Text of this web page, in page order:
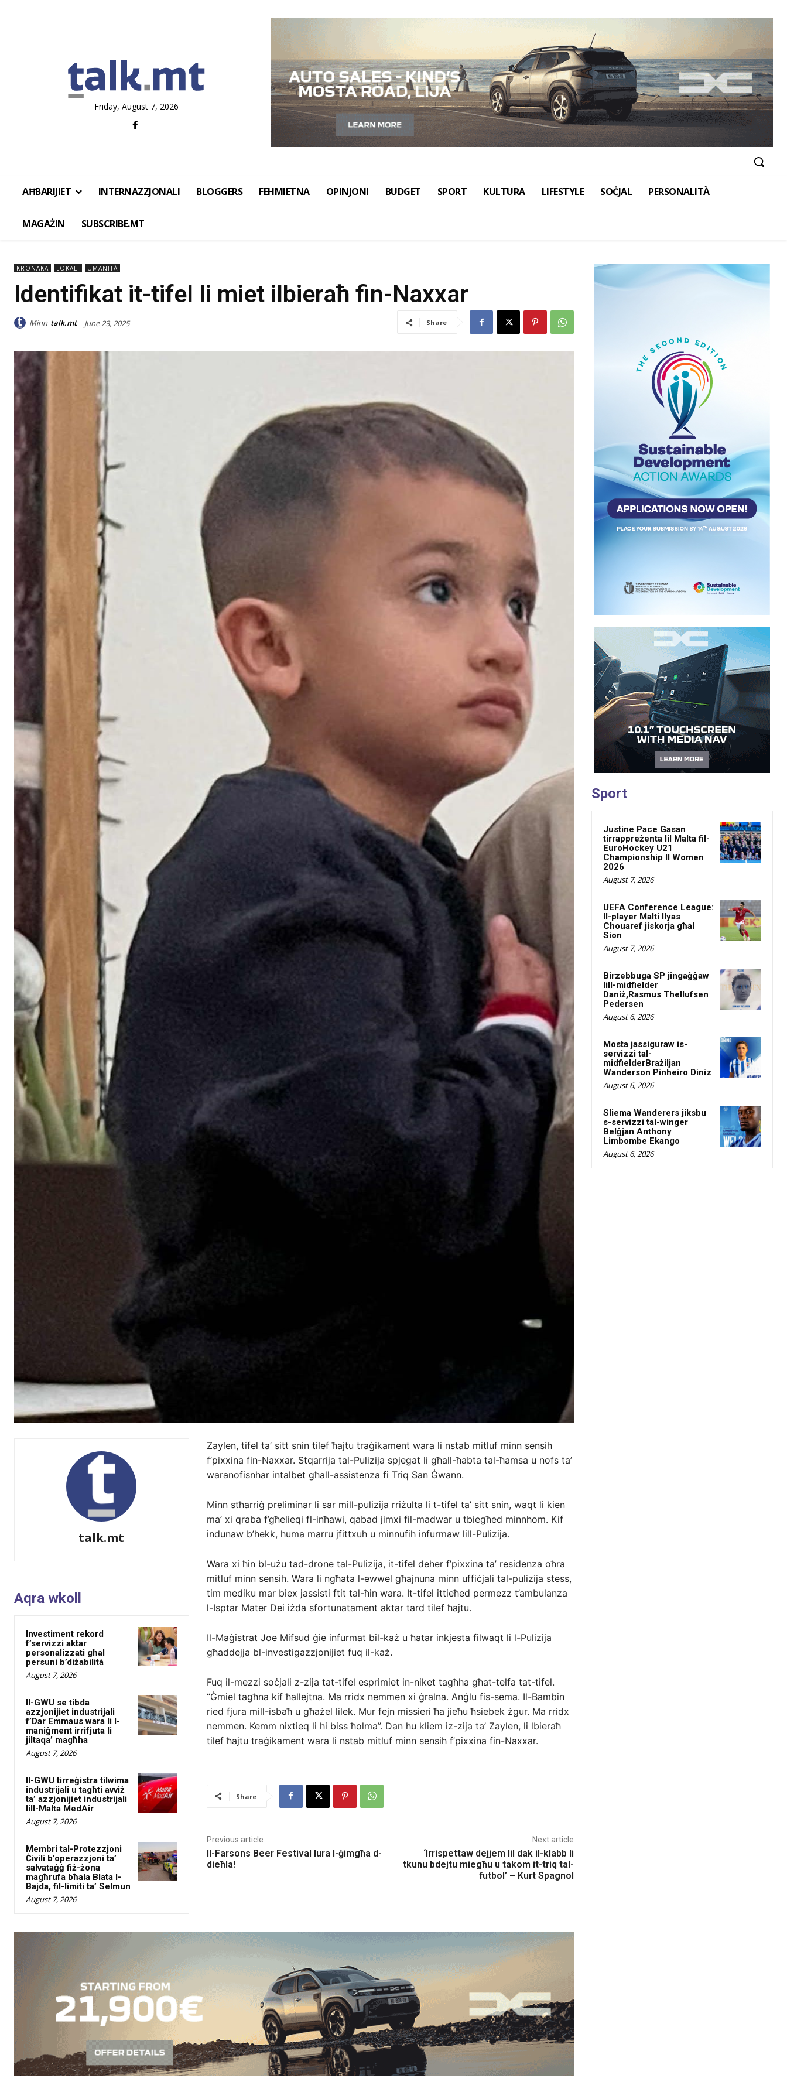
Friday, August 7, 2026
AĦBARIJIET INTERNAZZJONALI BLOGGERS FEHMIETNA OPINJONI BUDGET SPORT KULTURA LIFESTYLE SOĊJAL PERSONALITÀ
MAGAŻIN SUBSCRIBE.MT
KRONAKA LOKALI UMANITÀ
Identifikat it-tifel li miet ilbieraħ fin-Naxxar
Minn talk.mt June 23, 2025 Share
talk.mt
Aqra wkoll
Investiment rekord
f’servizzi aktar
personalizzati għal
persuni b’diżabilità
August 7, 2026
Il-GWU se tibda
azzjonijiet industrijali
f’Dar Emmaus wara li l-
maniġment irrifjuta li
jiltaqa’ magħha
August 7, 2026
Il-GWU tirreġistra tilwima
industrijali u tagħti avviż
ta’ azzjonijiet industrijali
lill-Malta MedAir
August 7, 2026
Membri tal-Protezzjoni
Ċivili b’operazzjoni ta’
salvataġġ fiż-żona
magħrufa bħala Blata l-
Bajda, fil-limiti ta’ Selmun
August 7, 2026
Zaylen, tifel ta’ sitt snin tilef ħajtu traġikament wara li nstab mitluf minn sensih
f’pixxina fin-Naxxar. Stqarrija tal-Pulizija spjegat li għall-ħabta tal-ħamsa u nofs ta’
waranofisnhar intalbet għall-assistenza fi Triq San Ġwann.
Minn stħarriġ preliminar li sar mill-pulizija rriżulta li t-tifel ta’ sitt snin, waqt li kien
ma’ xi qraba f’għelieqi fl-inħawi, qabad jimxi fil-madwar u tbiegħed minnhom. Kif
indunaw b’hekk, huma marru jfittxuh u minnufih infurmaw lill-Pulizija.
Wara xi ħin bl-użu tad-drone tal-Pulizija, it-tifel deher f’pixxina ta’ residenza oħra
mitluf minn sensih. Wara li ngħata l-ewwel għajnuna minn uffiċjali tal-pulizija stess,
tim mediku mar biex jassisti ftit tal-ħin wara. It-tifel ittieħed permezz t’ambulanza
l-Isptar Mater Dei iżda sfortunatament aktar tard tilef ħajtu.
Il-Maġistrat Joe Mifsud ġie infurmat bil-każ u ħatar inkjesta filwaqt li l-Pulizija
għaddejja bl-investigazzjonijiet fuq il-każ.
Fuq il-mezzi soċjali z-zija tat-tifel esprimiet in-niket tagħha għat-telfa tat-tifel.
“Ġmiel tagħna kif ħallejtna. Ma rridx nemmen xi ġralna. Anġlu fis-sema. Il-Bambin
ried fjura mill-isbaħ u għażel lilek. Mur fejn missieri ħa jieħu ħsiebek żgur. Ma rridx
nemmen. Kemm nixtieq li hi biss ħolma”. Dan hu kliem iz-zija ta’ Zaylen, li lbieraħ
tilef ħajtu traġikament wara li nstab mitluf minn sensih f’pixxina fin-Naxxar.
Share
Previous article
Il-Farsons Beer Festival lura l-ġimgħa d-
dieħla!
Next article
‘Irrispettaw dejjem lil dak il-klabb li
tkunu bdejtu miegħu u takom it-triq tal-
futbol’ – Kurt Spagnol
Sport
Justine Pace Gasan
tirrappreżenta lil Malta fil-
EuroHockey U21
Championship II Women
2026
August 7, 2026
UEFA Conference League:
Il-player Malti Ilyas
Chouaref jiskorja għal
Sion
August 7, 2026
Birzebbuga SP jingaġġaw
lill-midfielder
Daniż,Rasmus Thellufsen
Pedersen
August 6, 2026
Mosta jassiguraw is-
servizzi tal-
midfielderBrażiljan
Wanderson Pinheiro Diniz
August 6, 2026
Sliema Wanderers jiksbu
s-servizzi tal-winger
Belġjan Anthony
Limbombe Ekango
August 6, 2026